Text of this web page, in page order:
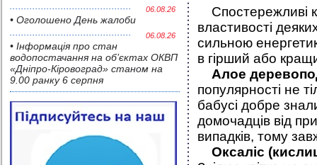
06.08.26
• Оголошено День жалоби
06.08.26
• Інформація про стан
водопостачання на об’єктах ОКВП
«Дніпро-Кіровоград» станом на
9.00 ранку 6 серпня
Спостережливі
властивості
сильною
в гірший або
Алое
популярності не
бабусі добре
домочадців від
випадків, тому
Оксаліс